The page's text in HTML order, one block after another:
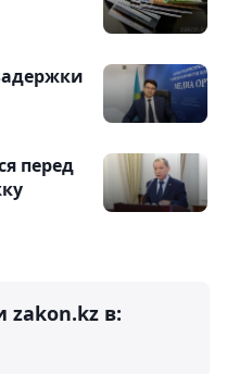
перед
zakon.kz в: